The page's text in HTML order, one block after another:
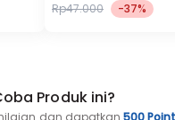
Rp47.000 -37%
Produk ini?
dan dapatkan 500